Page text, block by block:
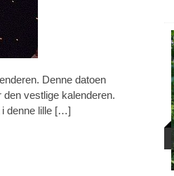
Denne datoen
vestlige kalenderen.
i denne lille […]